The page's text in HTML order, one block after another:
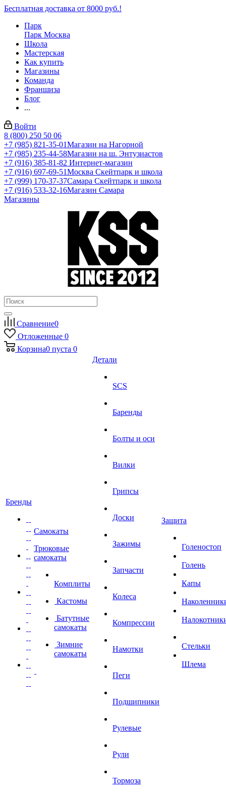
Бесплатная доставка от 8000 руб.!
Парк
Парк Москва
Школа
Мастерская
Как купить
Магазины
Команда
Франшиза
Блог
...
Войти
8 (800) 250 50 06
+7 (985) 821-35-01Магазин на Нагорной
+7 (985) 235-44-58Магазин на ш. Энтузиастов
+7 (916) 385-81-82 Интернет-магазин
+7 (916) 697-69-51Москва Скейтпарк и школа
+7 (999) 170-37-37Самара Скейтпарк и школа
+7 (916) 533-32-16Магазин Самара
Магазины
Сравнение0
Отложенные 0
Корзина0 пуста 0
Бренды
Самокаты
Трюковые
самокаты
Комплиты
Кастомы
Батутные
самокаты
Зимние
самокаты
Детали
SCS
Баренды
Болты и оси
Вилки
Грипсы
Доски
Зажимы
Запчасти
Колеса
Компрессии
Намотки
Пеги
Подшипники
Рулевые
Рули
Тормоза
Защита
Голеностоп
Голень
Капы
Стельки
Шлема